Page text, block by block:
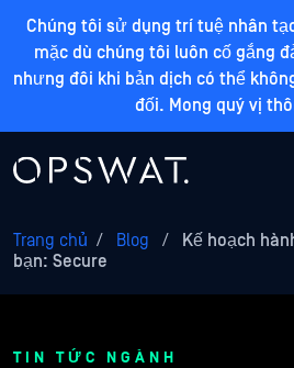
Chúng tôi sử dụng trí tuệ nhân
mặc dù chúng tôi luôn cố gắng
nhưng đôi khi bản dịch có thể
đối. Mong quý vị
Trang chủ / Blog /
Kế hoạch
bạn: Secure
TIN TỨC NGÀNH